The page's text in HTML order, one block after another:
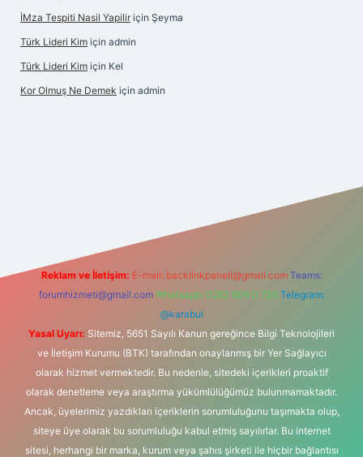
İMza Tespiti Nasil Yapilir için Şeyma
Türk Lideri Kim için admin
Türk Lideri Kim için Kel
Kor Olmuş Ne Demek için admin
Reklam ve İletişim: E-mail: backlinkpaneli@gmail.com Teams:
forumhizmeti@gmail.com Whatsapp: 0262 606 0 726 Telegram:
@karabul
Yasal Uyarı: Sitemiz, 5651 Sayılı Kanun gereğince Bilgi Teknolojileri
ve İletişim Kurumu (BTK) tarafından onaylanmış bir Yer Sağlayıcı
olarak hizmet vermektedir. Bu nedenle, sitedeki içerikleri proaktif
olarak denetleme veya araştırma yükümlülüğümüz bulunmamaktadır.
Ancak, üyelerimiz yazdıkları içeriklerin sorumluluğunu taşımakta olup,
siteye üye olarak bu sorumluluğu kabul etmiş sayılırlar. Bu internet
sitesi, herhangi bir marka, kurum veya şahıs şirketi ile hiçbir bağlantısı